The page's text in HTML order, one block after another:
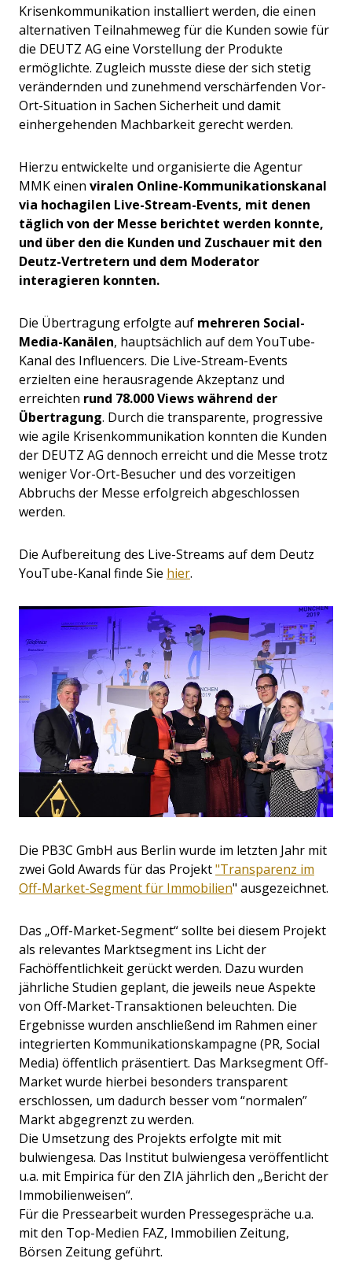
Krisenkommunikation installiert werden, die einen
alternativen Teilnahmeweg für die Kunden sowie für
die DEUTZ AG eine Vorstellung der Produkte
ermöglichte. Zugleich musste diese der sich stetig
verändernden und zunehmend verschärfenden Vor-
Ort-Situation in Sachen Sicherheit und damit
einhergehenden Machbarkeit gerecht werden.
Hierzu entwickelte und organisierte die Agentur
MMK einen viralen Online-Kommunikationskanal
via hochagilen Live-Stream-Events, mit denen
täglich von der Messe berichtet werden konnte,
und über den die Kunden und Zuschauer mit den
Deutz-Vertretern und dem Moderator
interagieren konnten.
Die Übertragung erfolgte auf mehreren Social-
Media-Kanälen, hauptsächlich auf dem YouTube-
Kanal des Influencers. Die Live-Stream-Events
erzielten eine herausragende Akzeptanz und
erreichten rund 78.000 Views während der
Übertragung. Durch die transparente, progressive
wie agile Krisenkommunikation konnten die Kunden
der DEUTZ AG dennoch erreicht und die Messe trotz
weniger Vor-Ort-Besucher und des vorzeitigen
Abbruchs der Messe erfolgreich abgeschlossen
werden.
Die Aufbereitung des Live-Streams auf dem Deutz
YouTube-Kanal finde Sie hier.
Die PB3C GmbH aus Berlin wurde im letzten Jahr mit
zwei Gold Awards für das Projekt"Transparenz im
Off-Market-Segment für Immobilien" ausgezeichnet.
Das „Off-Market-Segment“ sollte bei diesem Projekt
als relevantes Marktsegment ins Licht der
Fachöffentlichkeit gerückt werden. Dazu wurden
jährliche Studien geplant, die jeweils neue Aspekte
von Off-Market-Transaktionen beleuchten. Die
Ergebnisse wurden anschließend im Rahmen einer
integrierten Kommunikationskampagne (PR, Social
Media) öffentlich präsentiert. Das Marksegment Off-
Market wurde hierbei besonders transparent
erschlossen, um dadurch besser vom “normalen”
Markt abgegrenzt zu werden.
Die Umsetzung des Projekts erfolgte mit mit
bulwiengesa. Das Institut bulwiengesa veröffentlicht
u.a. mit Empirica für den ZIA jährlich den „Bericht der
Immobilienweisen“.
Für die Pressearbeit wurden Pressegespräche u.a.
mit den Top-Medien FAZ, Immobilien Zeitung,
Börsen Zeitung geführt.